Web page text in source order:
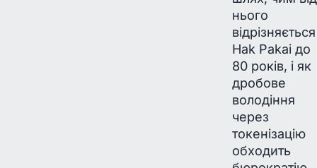
нього
відрізняється
Hak Pakai до
80 років, і як
дробове
володіння
через
токенізацію
обходить